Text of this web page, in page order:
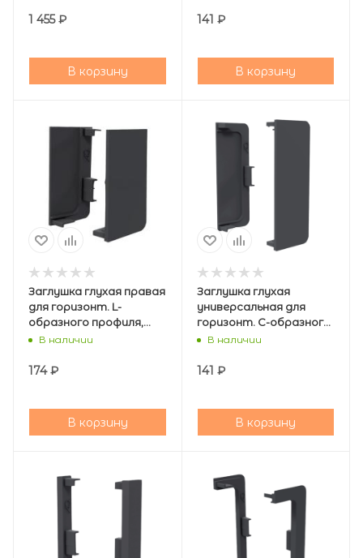
1 455₽
В корзину
141 ₽
В корзину
Заглушка глухая правая
для горизонт. L-
образного профиля,
графит , AQ
В наличии
174₽
В корзину
Заглушка глухая
универсальная для
горизонт. C-образного
профиля , графит, AQ
В наличии
141 ₽
В корзину